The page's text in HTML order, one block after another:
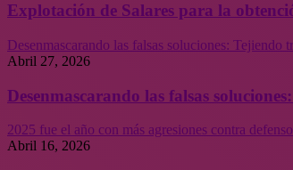
Explotación de Salares para la
Desenmascarando las falsas soluciones: Tejiendo
Abril 27, 2026
Desenmascarando las falsas
2025 fue el año con más agresiones contra
Abril 16, 2026